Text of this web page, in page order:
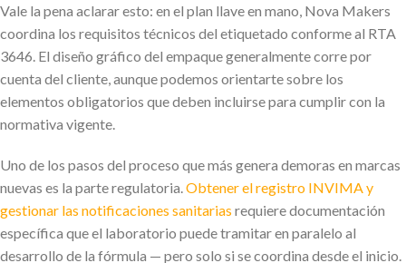
Vale la pena aclarar esto: en el plan llave en mano, Nova Makers
coordina los requisitos técnicos del etiquetado conforme al RTA
3646. El diseño gráfico del empaque generalmente corre por
cuenta del cliente, aunque podemos orientarte sobre los
elementos obligatorios que deben incluirse para cumplir con la
normativa vigente.
Uno de los pasos del proceso que más genera demoras en marcas
nuevas es la parte regulatoria. Obtener el registro INVIMA y
gestionar las notificaciones sanitarias requiere documentación
específica que el laboratorio puede tramitar en paralelo al
desarrollo de la fórmula — pero solo si se coordina desde el inicio.